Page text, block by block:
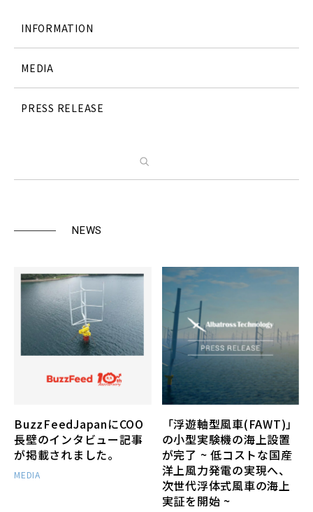
ショ
INFORMATION
MEDIA
PRESS RELEASE
検索
NEWS
BuzzFeedJapanにCOO
長壁のインタビュー記事
が掲載されました。
MEDIA
「浮遊軸型風車(FAWT)」
の小型実験機の海上設置
が完了 ~ 低コストな国産
洋上風力発電の実現へ、
次世代浮体式風車の海上
実証を開始 ~